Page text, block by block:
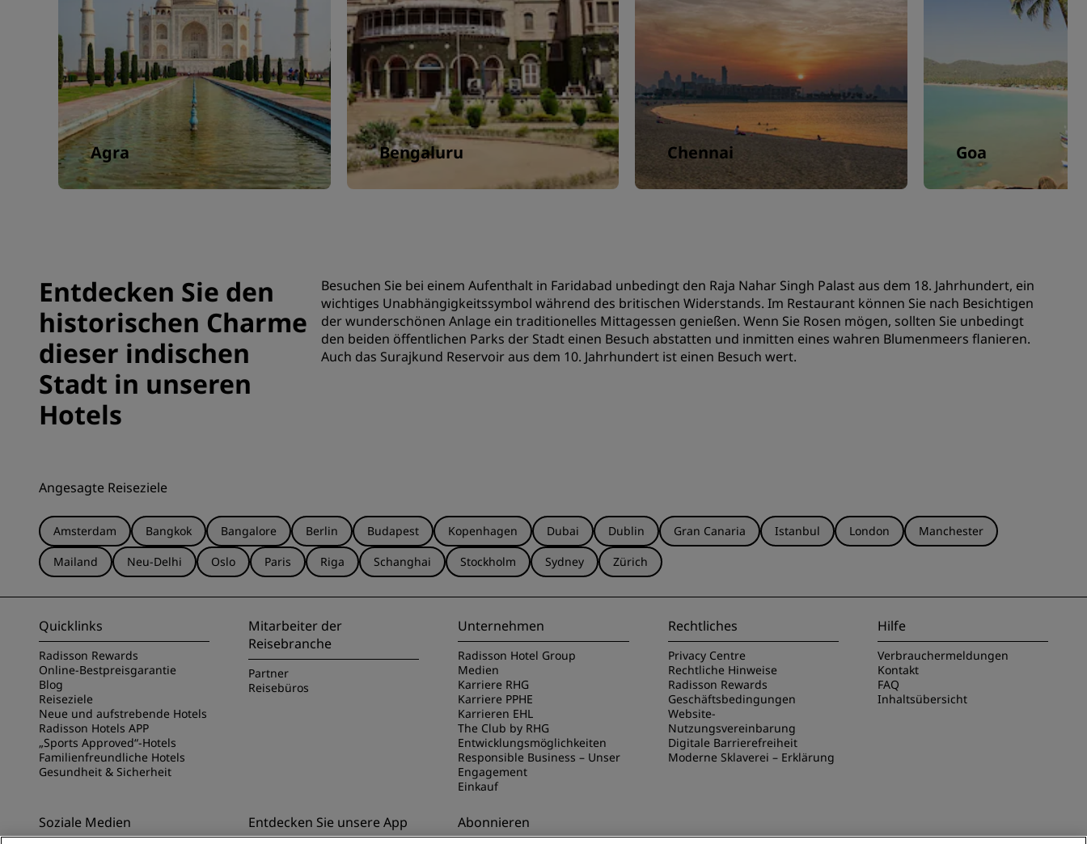
Agra Bengaluru Chennai Goa
Entdecken Sie den
historischen Charme
dieser indischen
Stadt in unseren
Hotels
Besuchen Sie bei einem Aufenthalt in Faridabad unbedingt den Raja Nahar Singh Palast aus dem 18. Jahrhundert, ein
wichtiges Unabhängigkeitssymbol während des britischen Widerstands. Im Restaurant können Sie nach Besichtigen
der wunderschönen Anlage ein traditionelles Mittagessen genießen. Wenn Sie Rosen mögen, sollten Sie unbedingt
den beiden öffentlichen Parks der Stadt einen Besuch abstatten und inmitten eines wahren Blumenmeers flanieren.
Auch das Surajkund Reservoir aus dem 10. Jahrhundert ist einen Besuch wert.
Angesagte Reiseziele
Amsterdam Bangkok Bangalore Berlin Budapest Kopenhagen Dubai Dublin Gran Canaria Istanbul London
Manchester
Mailand
Neu-Delhi Oslo Paris Riga Schanghai Stockholm Sydney Zürich
Quicklinks
Radisson Rewards
Online-Bestpreisgarantie
Blog
Reiseziele
Neue und aufstrebende Hotels
Radisson Hotels APP
„Sports Approved“-Hotels
Familienfreundliche Hotels
Gesundheit & Sicherheit
Mitarbeiter der
Reisebranche
Partner
Reisebüros
Unternehmen
Radisson Hotel Group
Medien
Karriere RHG
Karriere PPHE
Karrieren EHL
The Club by RHG
Entwicklungsmöglichkeiten
Responsible Business – Unser
Engagement
Einkauf
Rechtliches
Privacy Centre
Rechtliche Hinweise
Radisson Rewards
Geschäftsbedingungen
Website-
Nutzungsvereinbarung
Digitale Barrierefreiheit
Moderne Sklaverei – Erklärung
Hilfe
Verbrauchermeldungen
Kontakt
FAQ
Inhaltsübersicht
Soziale Medien Entdecken Sie unsere App Abonnieren